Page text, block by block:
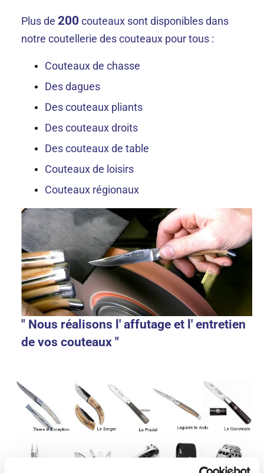
Plus de 200 couteaux sont disponibles dans
notre coutellerie des couteaux pour tous :
Couteaux de chasse
Des dagues
Des couteaux pliants
Des couteaux droits
Des couteaux de table
Couteaux de loisirs
Couteaux régionaux
" Nous réalisons l' affutage et l' entretien
de vos couteaux "